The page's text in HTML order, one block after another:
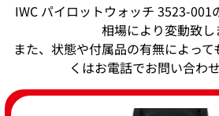
IWC パイロットウォッチ 3523-001
相場により変動致し
また、状態や付属品の有無によっ
くはお電話でお問い合わ